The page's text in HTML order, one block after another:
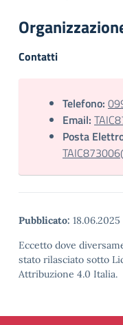
Contatti
Telefono:
Email:
Posta
Pubblicato: 18.06.2025
Eccetto dove
stato rilasciato sotto
Attribuzione 4.0 Italia.